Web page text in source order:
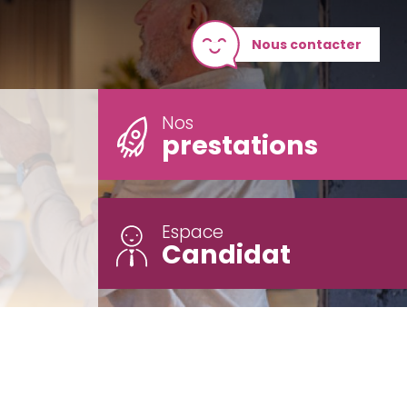
Nous contacter
Nos
prestations
Espace
Candidat